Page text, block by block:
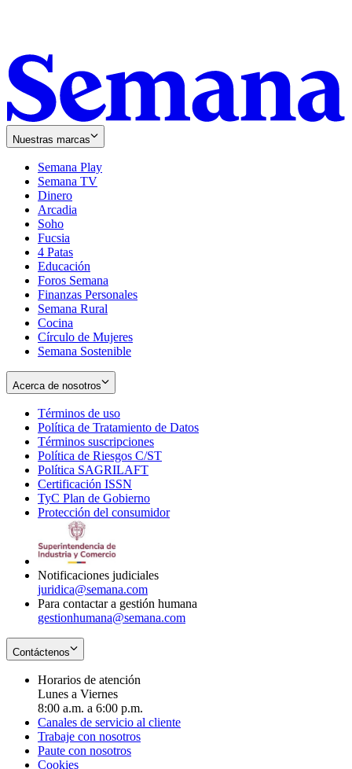
Nuestras marcas
Semana Play
Semana TV
Dinero
Arcadia
Soho
in
new
window
Fucsia
in
new
window
4 Patas
Educación
Foros Semana
Finanzas Personales
Semana Rural
Cocina
Círculo de Mujeres
Semana Sostenible
Acerca de nosotros
Términos de uso
in
new
window
Política de Tratamiento de Datos
Términos suscripciones
in
Política de Riesgos C/ST
Política SAGRILAFT
new
window
Certificación ISSN
in
new
TyC Plan de Gobierno
in
Protección del consumidorOpens
Notificaciones judiciales
juridica@semana.com
Para contactar a gestión humana
gestionhumana@semana.com
Contáctenos
Horarios de atención
Lunes a Viernes
8:00 a.m. a 6:00 p.m.
Canales de servicio al cliente
Trabaje con nosotros
Paute con nosotros
Cookies